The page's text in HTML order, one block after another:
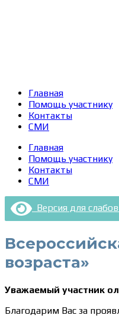
Главная
Помощь участнику
Контакты
СМИ
Главная
Помощь участнику
Контакты
СМИ
Версия для
возраста»
Уважаемый участник
Благодарим Вас за